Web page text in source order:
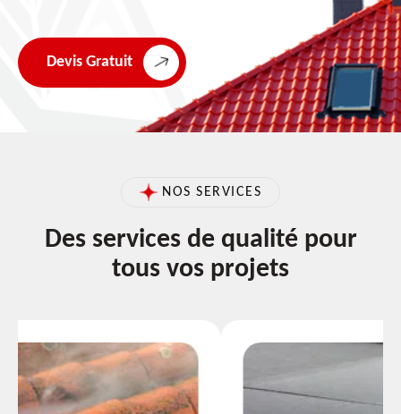
Devis Gratuit
NOS SERVICES
Des services de qualité pour
tous vos projets